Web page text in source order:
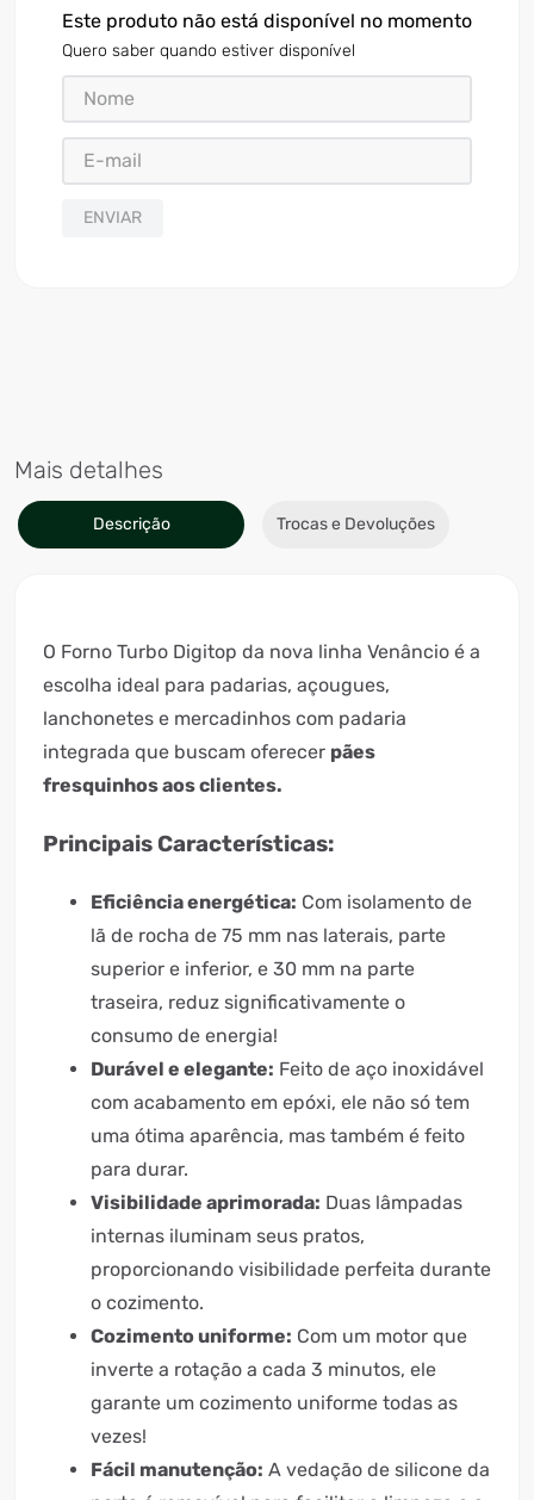
Este produto não está disponível no momento
Quero saber quando estiver disponível
ENVIAR
Mais detalhes
Descrição Trocas e Devoluções
O Forno Turbo Digitop da nova linha Venâncio é a
escolha ideal para padarias, açougues,
lanchonetes e mercadinhos com padaria
integrada que buscam oferecer pães
fresquinhos aos clientes.
Principais Características:
Eficiência energética: Com isolamento de
lã de rocha de 75 mm nas laterais, parte
superior e inferior, e 30 mm na parte
traseira, reduz significativamente o
consumo de energia!
Durável e elegante: Feito de aço inoxidável
com acabamento em epóxi, ele não só tem
uma ótima aparência, mas também é feito
para durar.
Visibilidade aprimorada: Duas lâmpadas
internas iluminam seus pratos,
proporcionando visibilidade perfeita durante
o cozimento.
Cozimento uniforme: Com um motor que
inverte a rotação a cada 3 minutos, ele
garante um cozimento uniforme todas as
vezes!
Fácil manutenção: A vedação de silicone da